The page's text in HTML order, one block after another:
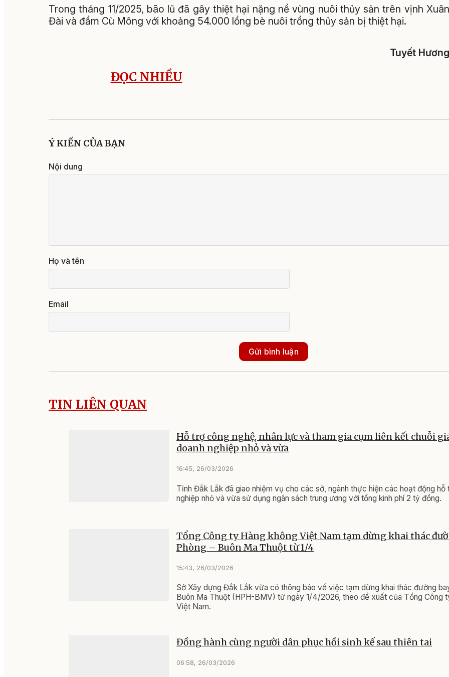
Trong tháng 11/2025, bão lũ đã gây thiệt hại nặng nề vùng nuôi thủy sản trên vịnh Xuân
Đài và đầm Cù Mông với khoảng 54.000 lồng bè nuôi trồng thủy sản bị thiệt hại.
Tuyết Hương
ĐỌC NHIỀU
Ý KIẾN CỦA BẠN
Nội dung
Họ và tên
Email
Gửi bình luận
TIN LIÊN QUAN
Hỗ trợ công nghệ, nhân lực và tham gia cụm liên kết chuỗi
doanh nghiệp nhỏ và vừa
16:45, 26/03/2026
Tỉnh Đắk Lắk đã giao nhiệm vụ cho các sở, ngành thực hiện các hoạt động hỗ
nghiệp nhỏ và vừa sử dụng ngân sách trung ương với tổng kinh phí 2 tỷ đồng.
Tổng Công ty Hàng không Việt Nam tạm dừng khai thác
Phòng – Buôn Ma Thuột từ 1/4
15:43, 26/03/2026
Sở Xây dựng Đắk Lắk vừa có thông báo về việc tạm dừng khai thác đường
Buôn Ma Thuột (HPH-BMV) từ ngày 1/4/2026, theo đề xuất của Tổng Công
Việt Nam.
Đồng hành cùng người dân phục hồi sinh kế sau thiên tai
06:58, 26/03/2026